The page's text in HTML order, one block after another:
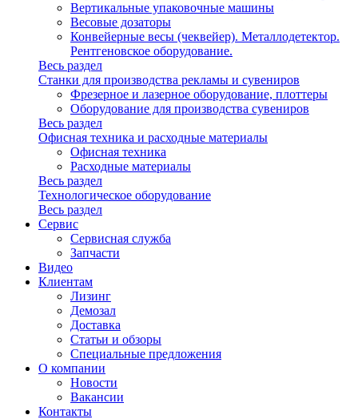
Вертикальные упаковочные машины
Весовые дозаторы
Конвейерные весы (чеквейер). Металлодетектор.
Рентгеновское оборудование.
Весь раздел
Станки для производства рекламы и сувениров
Фрезерное и лазерное оборудование, плоттеры
Оборудование для производства сувениров
Весь раздел
Офисная техника и расходные материалы
Офисная техника
Расходные материалы
Весь раздел
Технологическое оборудование
Весь раздел
Сервис
Сервисная служба
Запчасти
Видео
Клиентам
Лизинг
Демозал
Доставка
Статьи и обзоры
Специальные предложения
О компании
Новости
Вакансии
Контакты